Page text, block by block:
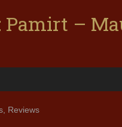
–
Reviews